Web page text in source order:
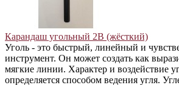
Карандаш угольный 2B (жёсткий)
Уголь - это быстрый, линейный и
инструмент. Он может создать как
мягкие линии. Характер и воздействие
определяется способом ведения угля.